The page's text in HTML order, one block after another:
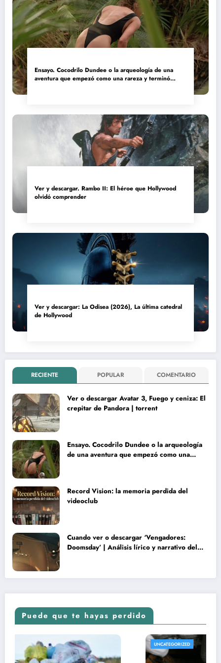
Ensayo. Cocodrilo Dundee o la arqueología de una
aventura que empezó como una rareza y terminó
Ver y descargar. Rambo II: El héroe que Hollywood
olvidó comprender
Ver y descargar: La Odisea (2026), La última catedral
de Hollywood
RECIENTE POPULAR COMENTARIO
Ver o descargar Avatar 3, Fuego y ceniza: El
crepitar de Pandora | torrent
Ensayo. Cocodrilo Dundee o la arqueología
de una aventura que empezó como una
Record Vision: la memoria perdida del
videoclub
Cuando ver o descargar ‘Vengadores:
Doomsday’ | Análisis lírico y narrativo del
Puede que te hayas perdido
UNCATEGORIZED